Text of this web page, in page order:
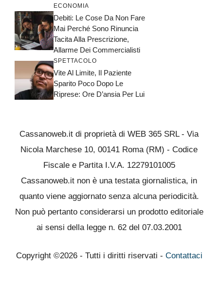
ECONOMIA
Debiti: Le Cose Da Non Fare
Mai Perché Sono Rinuncia
Tacita Alla Prescrizione,
Allarme Dei Commercialisti
SPETTACOLO
Vite Al Limite, Il Paziente
Sparito Poco Dopo Le
Riprese: Ore D’ansia Per Lui
Cassanoweb.it di proprietà di WEB 365 SRL - Via
Nicola Marchese 10, 00141 Roma (RM) - Codice
Fiscale e Partita I.V.A. 12279101005
Cassanoweb.it non è una testata giornalistica, in
quanto viene aggiornato senza alcuna periodicità.
Non può pertanto considerarsi un prodotto editoriale
ai sensi della legge n. 62 del 07.03.2001
Copyright ©2026 - Tutti i diritti riservati - Contattaci